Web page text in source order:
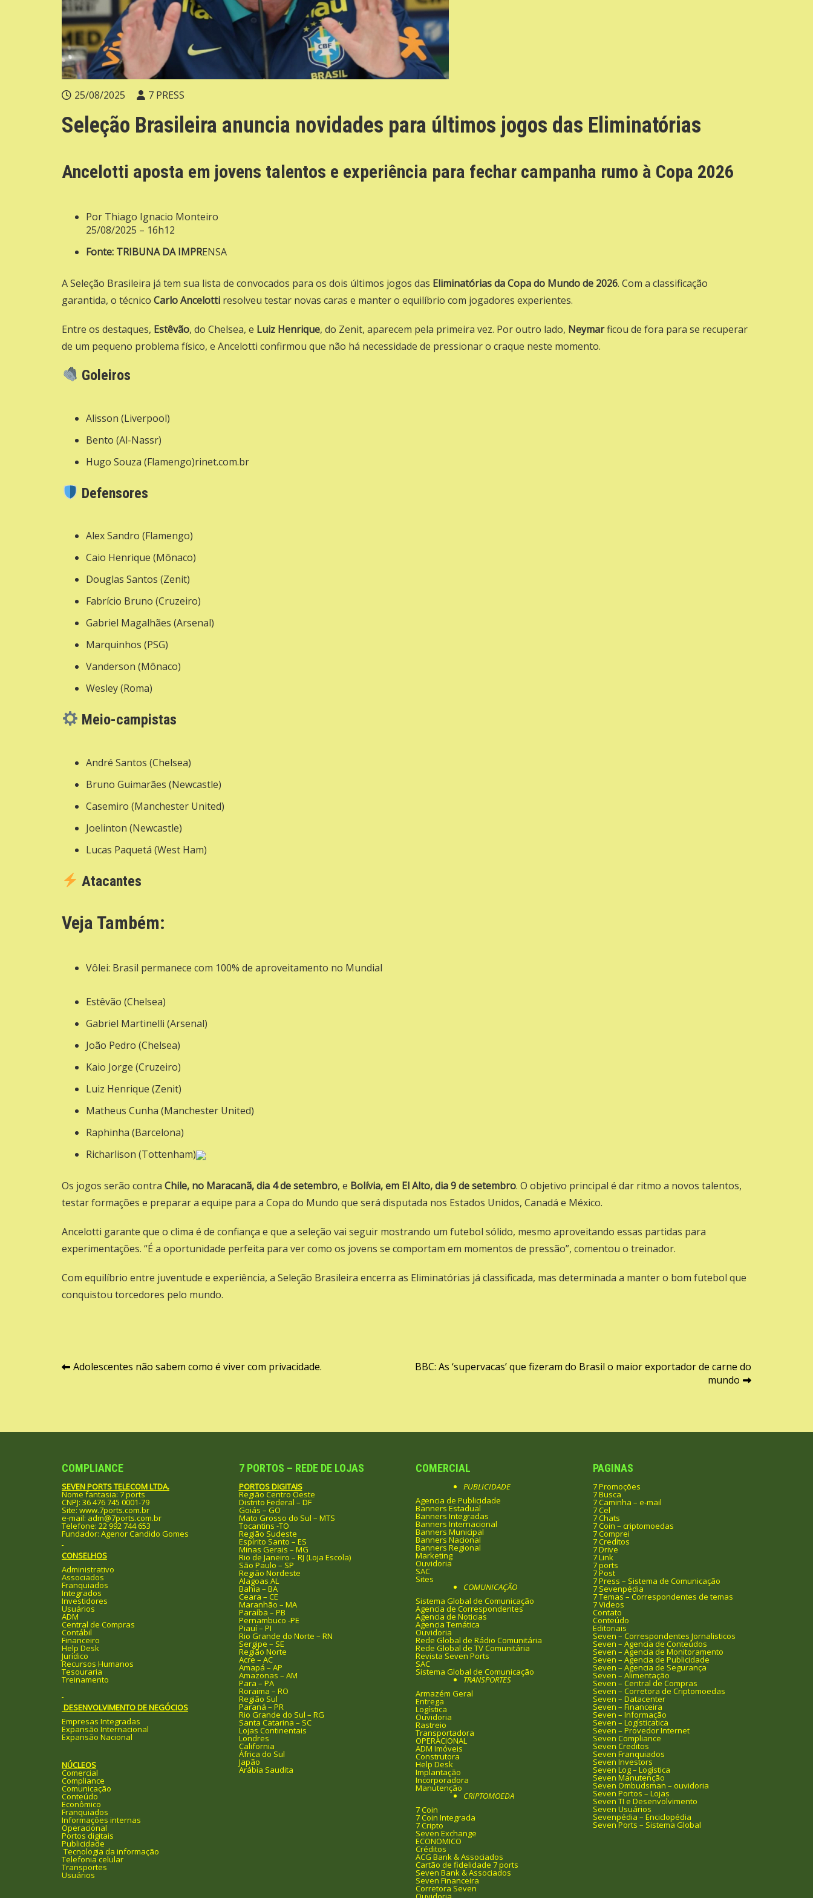
25/08/2025 7 PRESS
Seleção Brasileira anuncia novidades para últimos jogos das Eliminatórias
Ancelotti aposta em jovens talentos e experiência para fechar campanha rumo à Copa 2026
Por Thiago Ignacio Monteiro
25/08/2025 – 16h12
Fonte: TRIBUNA DA IMPRENSA
A Seleção Brasileira já tem sua lista de convocados para os dois últimos jogos das Eliminatórias da Copa do Mundo de 2026. Com a classificação
garantida, o técnico Carlo Ancelotti resolveu testar novas caras e manter o equilíbrio com jogadores experientes.
Entre os destaques, Estêvão, do Chelsea, e Luiz Henrique, do Zenit, aparecem pela primeira vez. Por outro lado, Neymarficou de fora para se recuperar
de um pequeno problema físico, e Ancelotti confirmou que não há necessidade de pressionar o craque neste momento.
Goleiros
Alisson (Liverpool)
Bento (Al-Nassr)
Hugo Souza (Flamengo)rinet.com.br
Defensores
Alex Sandro (Flamengo)
Caio Henrique (Mônaco)
Douglas Santos (Zenit)
Fabrício Bruno (Cruzeiro)
Gabriel Magalhães (Arsenal)
Marquinhos (PSG)
Vanderson (Mônaco)
Wesley (Roma)
Meio-campistas
André Santos (Chelsea)
Bruno Guimarães (Newcastle)
Casemiro (Manchester United)
Joelinton (Newcastle)
Lucas Paquetá (West Ham)
Atacantes
Veja Também:
Vôlei: Brasil permanece com 100% de aproveitamento no Mundial
Estêvão (Chelsea)
Gabriel Martinelli (Arsenal)
João Pedro (Chelsea)
Kaio Jorge (Cruzeiro)
Luiz Henrique (Zenit)
Matheus Cunha (Manchester United)
Raphinha (Barcelona)
Richarlison (Tottenham)
Os jogos serão contra Chile, no Maracanã, dia 4 de setembro, e Bolívia, em El Alto, dia 9 de setembro. O objetivo principal é dar ritmo a novos talentos,
testar formações e preparar a equipe para a Copa do Mundo que será disputada nos Estados Unidos, Canadá e México.
Ancelotti garante que o clima é de confiança e que a seleção vai seguir mostrando um futebol sólido, mesmo aproveitando essas partidas para
experimentações. “É a oportunidade perfeita para ver como os jovens se comportam em momentos de pressão”, comentou o treinador.
Com equilíbrio entre juventude e experiência, a Seleção Brasileira encerra as Eliminatórias já classificada, mas determinada a manter o bom futebol que
conquistou torcedores pelo mundo.
Navegação
Adolescentes não sabem como é viver com privacidade.
BBC: As ‘supervacas’ que fizeram do Brasil o maior exportador de carne do
mundo
COMPLIANCE
SEVEN PORTS TELECOM LTDA.
Nome fantasia: 7 ports
CNPJ: 36 476 745 0001-79
Site: www.7ports.com.br
e-mail: adm@7ports.com.br
Telefone: 22 992 744 653
Fundador: Agenor Candido Gomes
CONSELHOS
Administrativo
Associados
Franquiados
Integrados
Investidores
Usuários
ADM
Central de Compras
Contábil
Financeiro
Help Desk
Jurídico
Recursos Humanos
Tesouraria
Treinamento
DESENVOLVIMENTO DE NEGÓCIOS
Empresas Integradas
Expansão Internacional
Expansão Nacional
NÚCLEOS
Comercial
Compliance
Comunicação
Conteúdo
Econômico
Franquiados
Informações internas
Operacional
Portos digitais
Publicidade
Tecnologia da informação
Telefonia celular
Transportes
Usuários
7 PORTOS – REDE DE LOJAS
PORTOS DIGITAIS
Região Centro Oeste
Distrito Federal – DF
Goiás – GO
Mato Grosso do Sul – MTS
Tocantins -TO
Região Sudeste
Espírito Santo – ES
Minas Gerais – MG
Rio de Janeiro – RJ (Loja Escola)
São Paulo – SP
Região Nordeste
Alagoas AL
Bahia – BA
Ceara – CE
Maranhão – MA
Paraíba – PB
Pernambuco -PE
Piauí – PI
Rio Grande do Norte – RN
Sergipe – SE
Região Norte
Acre – AC
Amapá – AP
Amazonas – AM
Para – PA
Roraima – RO
Região Sul
Paraná – PR
Rio Grande do Sul – RG
Santa Catarina – SC
Lojas Continentais
Londres
California
África do Sul
Japão
Arábia Saudita
COMERCIAL
PUBLICIDADE
Agencia de Publicidade
Banners Estadual
Banners Integradas
Banners Internacional
Banners Municipal
Banners Nacional
Banners Regional
Marketing
Ouvidoria
SAC
Sites
COMUNICAÇÃO
Sistema Global de Comunicação
Agencia de Correspondentes
Agencia de Noticias
Agencia Temática
Ouvidoria
Rede Global de Rádio Comunitária
Rede Global de TV Comunitária
Revista Seven Ports
SAC
Sistema Global de Comunicação
TRANSPORTES
Armazém Geral
Entrega
Logística
Ouvidoria
Rastreio
Transportadora
OPERACIONAL
ADM Imóveis
Construtora
Help Desk
Implantação
Incorporadora
Manutenção
CRIPTOMOEDA
7 Coin
7 Coin Integrada
7 Cripto
Seven Exchange
ECONOMICO
Créditos
ACG Bank & Associados
Cartão de fidelidade 7 ports
Seven Bank & Associados
Seven Financeira
Corretora Seven
PAGINAS
7 Promoções
7 Busca
7 Caminha – e-mail
7 Cel
7 Chats
7 Coin – criptomoedas
7 Comprei
7 Creditos
7 Drive
7 Link
7 ports
7 Post
7 Press – Sistema de Comunicação
7 Sevenpédia
7 Temas – Correspondentes de temas
7 Videos
Contato
Conteúdo
Editoriais
Seven – Correspondentes Jornalisticos
Seven – Agencia de Conteúdos
Seven – Agencia de Monitoramento
Seven – Agencia de Publicidade
Seven – Agencia de Segurança
Seven – Alimentação
Seven – Central de Compras
Seven – Corretora de Criptomoedas
Seven – Datacenter
Seven – Financeira
Seven – Informação
Seven – Logísticatica
Seven – Provedor Internet
Seven Compliance
Seven Creditos
Seven Franquiados
Seven Investors
Seven Log – Logística
Seven Manutenção
Seven Ombudsman – ouvidoria
Seven Portos – Lojas
Seven TI e Desenvolvimento
Seven Usuários
Sevenpédia – Enciclopédia
Seven Ports – Sistema Global